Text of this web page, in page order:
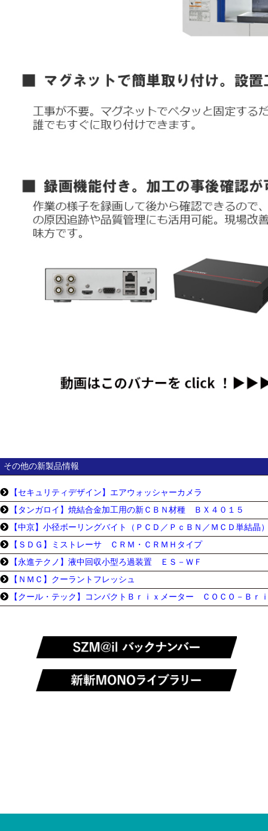
その他の新製品情報
【セキュリティデザイン】エアウォッシャーカメラ
【タンガロイ】焼結合金加工用の新ＣＢＮ材種 ＢＸ４０１５
【中京】小径ボーリングバイト（ＰＣＤ／ＰｃＢＮ／ＭＣＤ単結
【ＳＤＧ】ミストレーサ ＣＲＭ・ＣＲＭＨタイプ
【永進テクノ】液中回収小型ろ過装置 ＥＳ－ＷＦ
【ＮＭＣ】クーラントフレッシュ
【クール・テック】コンパクトＢｒｉｘメーター ＣＯＣＯ－Ｂｒ